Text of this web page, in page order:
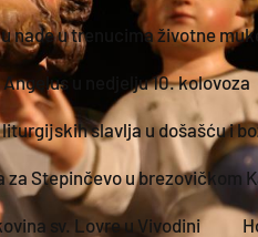
u trenucima životne muke
Angelus u nedjelju 10. kolovoza
slavlja u došašću i
za Stepinčevo u brezovičkom
sv. Lovre u Vivodini